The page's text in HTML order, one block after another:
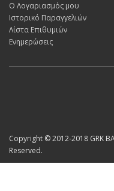
Ο Λογαριασμός μου
Ιστορικό Παραγγελιών
Λίστα Επιθυμιών
Ενημερώσεις
Copyright © 2012-2018 GRK
Reserved.